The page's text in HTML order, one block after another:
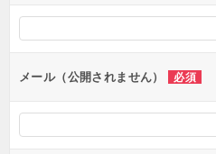
シ
ョ
ンメール（公開されません） 必須